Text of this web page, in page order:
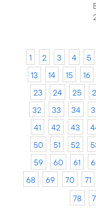
1 2 3 4 5
13
14 15 16
23
24 25
32
33 34
41
42 43
50
51 52
59
60 61
68
69 70 71
78